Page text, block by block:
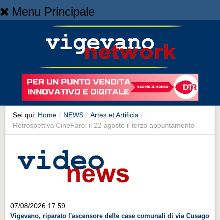
Menu Principale
NEWS
Cronaca
Cronaca
Artes et Artificia
Sport
Territorio
Sei qui: Home / NEWS / Artes et Artificia /
Retrospettiva CineFaro: il 22 agosto il terzo appuntamento
07/08/2026 17:59
Vigevano, riparato l'ascensore delle case comunali di via Cusago